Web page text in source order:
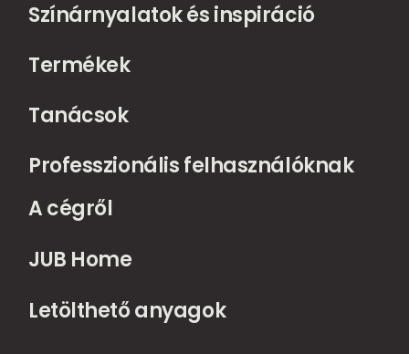
Színárnyalatok és inspiráció
Termékek
Tanácsok
Professzionális felhasználóknak
A cégről
JUB Home
Letölthető anyagok